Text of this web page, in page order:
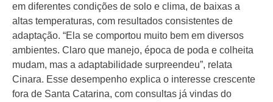
em diferentes condições de solo e clima, de baixas a
altas temperaturas, com resultados consistentes de
adaptação. “Ela se comportou muito bem em diversos
ambientes. Claro que manejo, época de poda e colheita
mudam, mas a adaptabilidade surpreendeu”, relata
Cinara. Esse desempenho explica o interesse crescente
fora de Santa Catarina, com consultas já vindas do